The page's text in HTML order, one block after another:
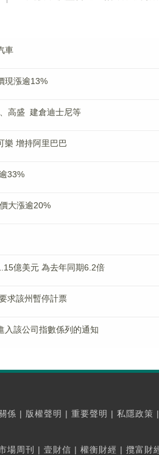
車
現漲逾13%
高盛 建倉迪士尼等
樂 增持阿里巴巴
33%
大漲逾20%
億美元 為去年同期6.2倍
求該州暫停計票
入該公司指數係列的通知
係 | 版權聲明 | 重要聲明 | 私隱政策 |
場周刊 | 壹財信 | 權衡財經 | 攬富財